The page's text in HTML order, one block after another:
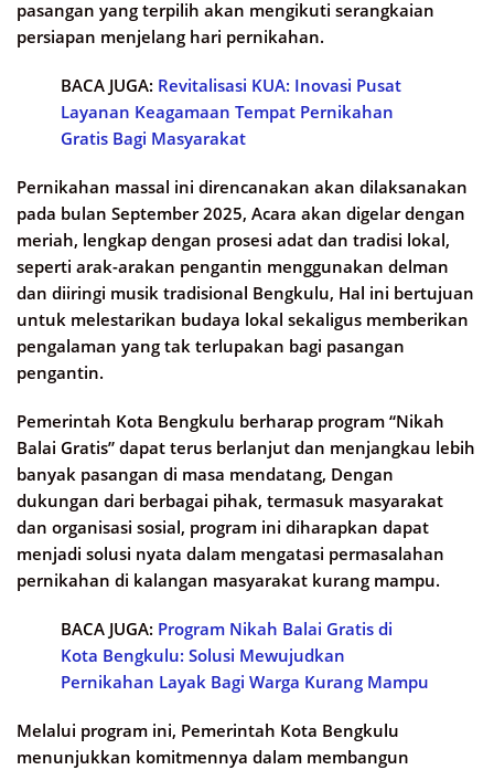
pasangan yang terpilih akan mengikuti serangkaian
persiapan menjelang hari pernikahan.​
BACA JUGA: Revitalisasi KUA: Inovasi Pusat
Layanan Keagamaan Tempat Pernikahan
Gratis Bagi Masyarakat
Pernikahan massal ini direncanakan akan dilaksanakan
pada bulan September 2025, Acara akan digelar dengan
meriah, lengkap dengan prosesi adat dan tradisi lokal,
seperti arak-arakan pengantin menggunakan delman
dan diiringi musik tradisional Bengkulu, Hal ini bertujuan
untuk melestarikan budaya lokal sekaligus memberikan
pengalaman yang tak terlupakan bagi pasangan
pengantin.​
Pemerintah Kota Bengkulu berharap program “Nikah
Balai Gratis” dapat terus berlanjut dan menjangkau lebih
banyak pasangan di masa mendatang, Dengan
dukungan dari berbagai pihak, termasuk masyarakat
dan organisasi sosial, program ini diharapkan dapat
menjadi solusi nyata dalam mengatasi permasalahan
pernikahan di kalangan masyarakat kurang mampu.​
BACA JUGA: Program Nikah Balai Gratis di
Kota Bengkulu: Solusi Mewujudkan
Pernikahan Layak Bagi Warga Kurang Mampu
Melalui program ini, Pemerintah Kota Bengkulu
menunjukkan komitmennya dalam membangun